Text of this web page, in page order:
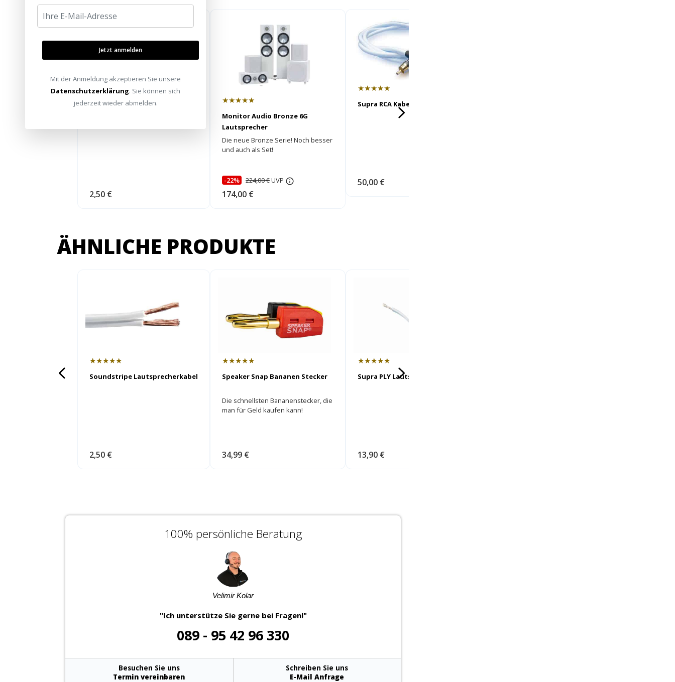
★★★★★
2,50 €
★★★★★
Monitor Audio Bronze 6G
Lautsprecher
Die neue Bronze Serie! Noch besser
und auch als Set!
-22% 224,00 €UVP
174,00 €
★★★★★
Supra RCA Kabel (Subwoofer)
50,00 €
ÄHNLICHE PRODUKTE
★★★★★
Soundstripe Lautsprecherkabel
2,50 €
★★★★★
Speaker Snap Bananen Stecker
Die schnellsten Bananenstecker, die
man für Geld kaufen kann!
34,99 €
★★★★★
Supra PLY Lautsprecherkabel
13,90 €
100% persönliche Beratung
Velimir Kolar
"Ich unterstütze Sie gerne bei Fragen!"
089 - 95 42 96 330
Besuchen Sie uns
Termin vereinbaren
Schreiben Sie uns
E-Mail Anfrage
Jetzt anmelden
Mit der Anmeldung akzeptieren Sie unsere
Datenschutzerklärung. Sie können sich
jederzeit wieder abmelden.